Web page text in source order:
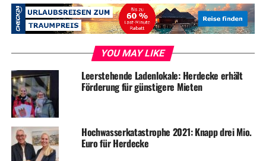
YOU MAY LIKE
Leerstehende Ladenlokale: Herdecke erhält
Förderung für günstigere Mieten
Hochwasserkatastrophe 2021: Knapp drei Mio.
Euro für Herdecke